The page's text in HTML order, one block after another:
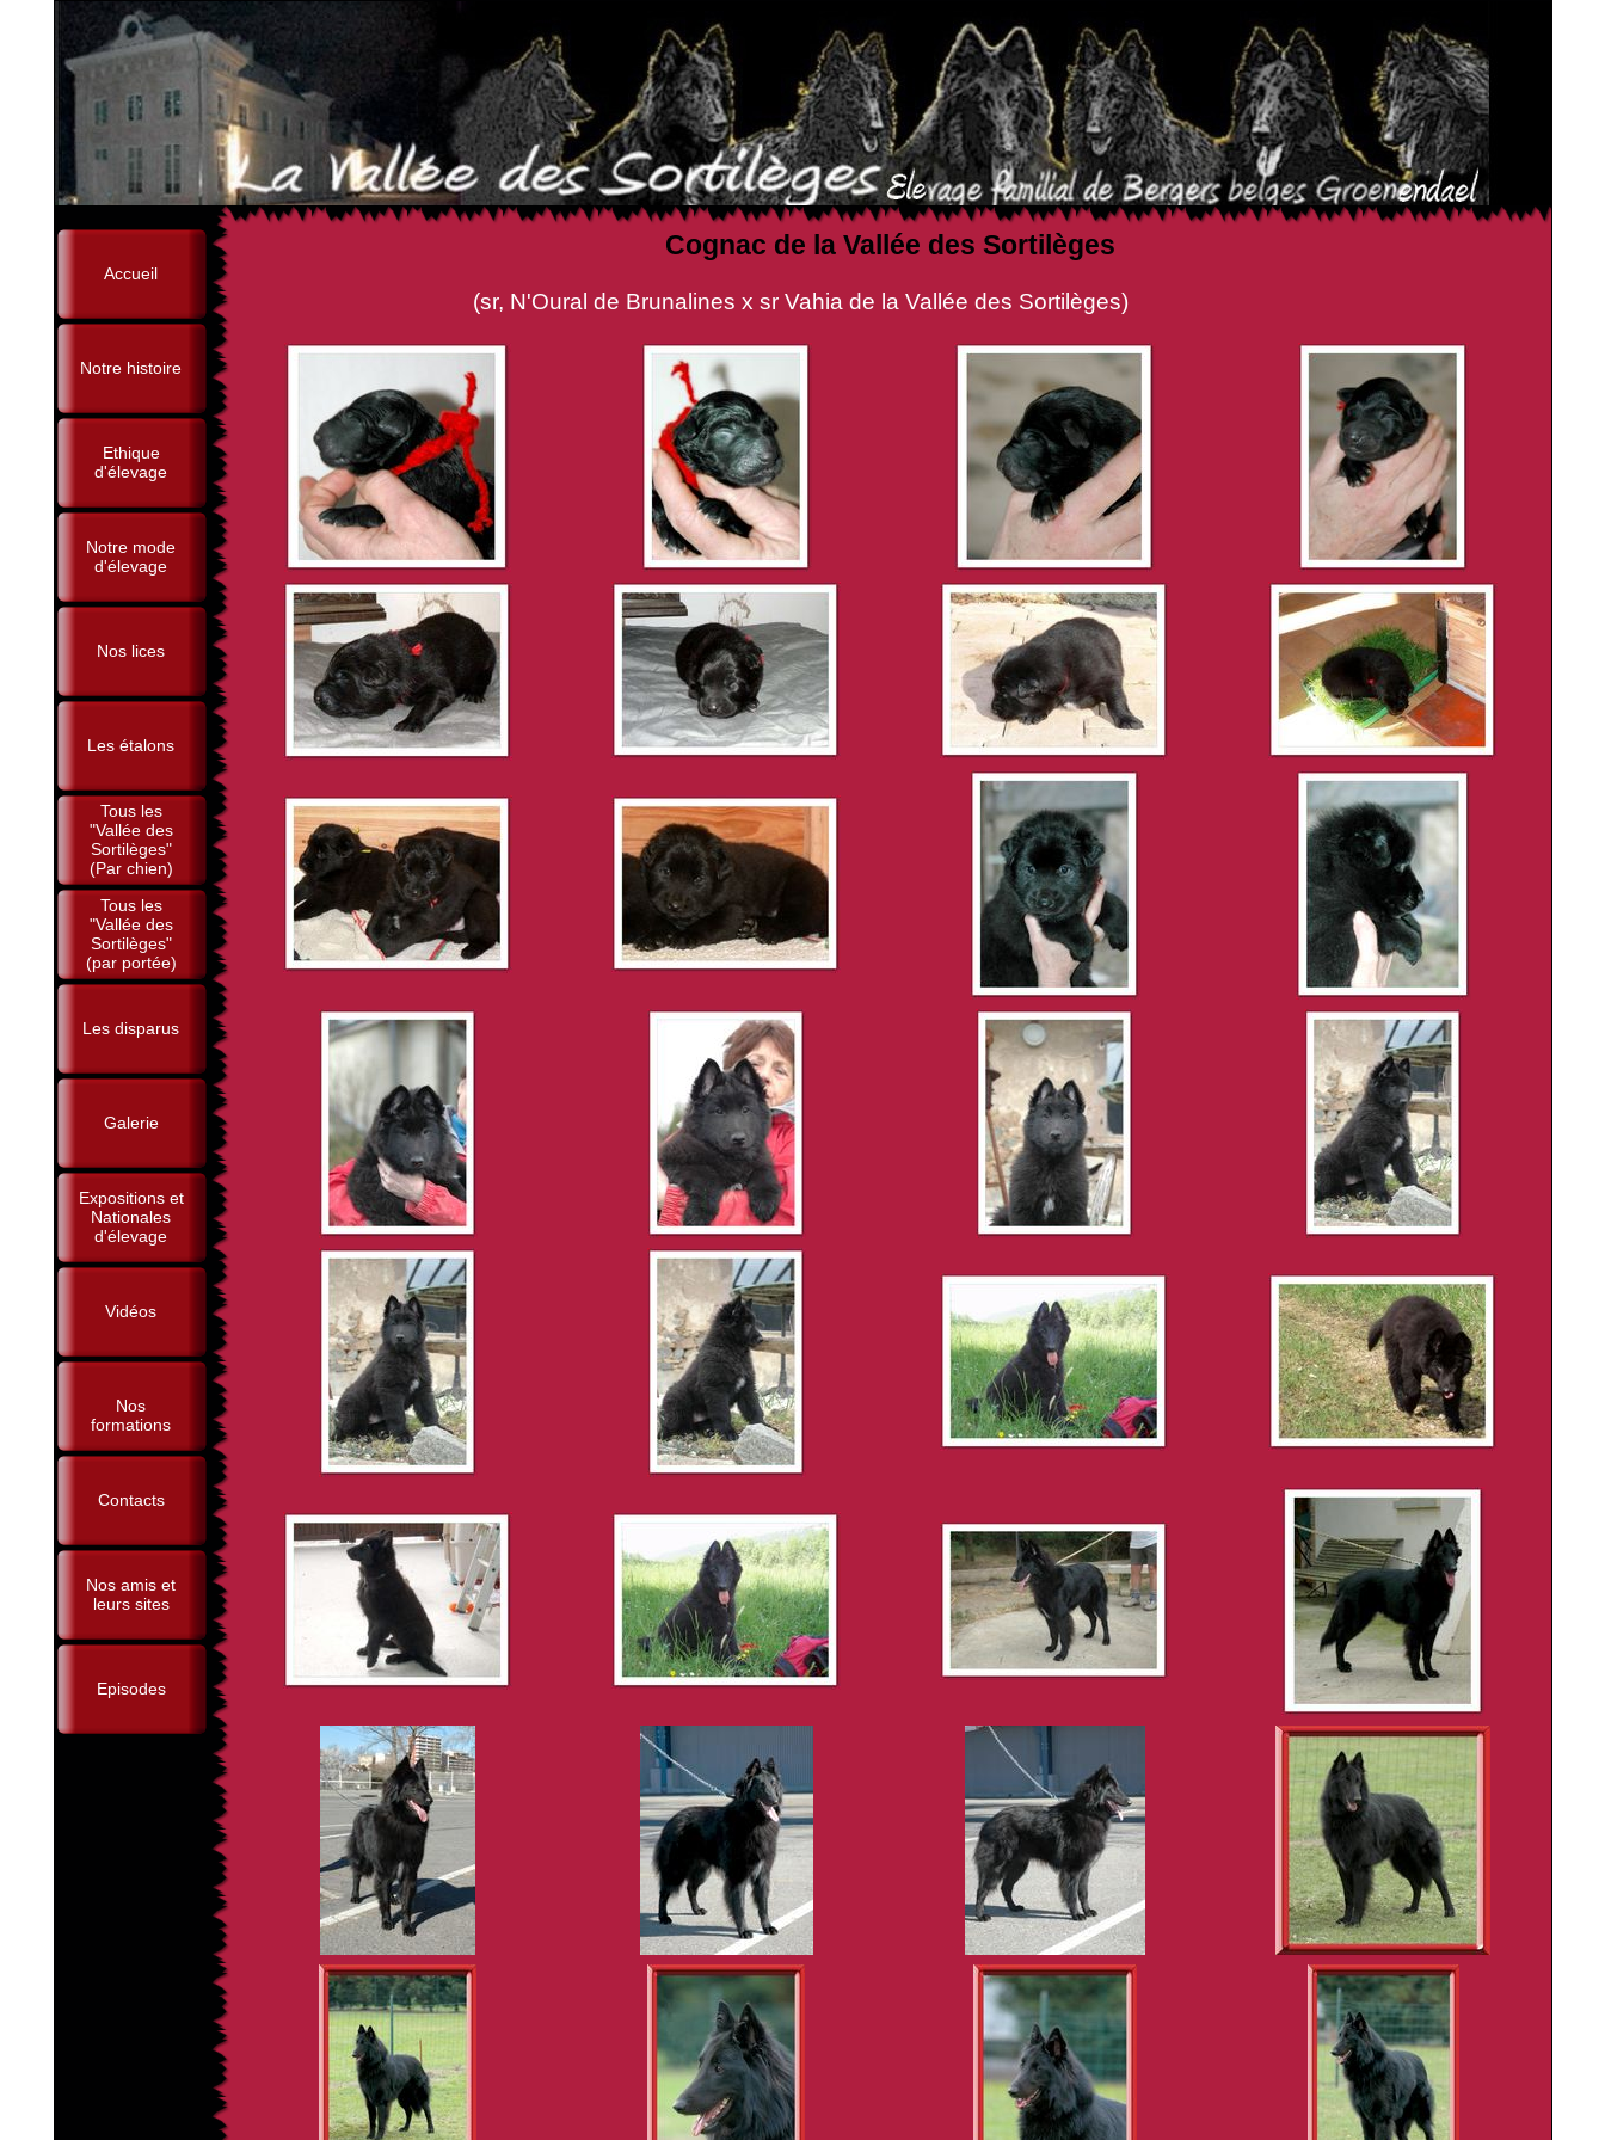
Accueil
Notre histoire
Ethique
d'élevage
Notre mode
d'élevage
Nos lices
Les étalons
Tous les
"Vallée des
Sortilèges"
(Par chien)
Tous les
"Vallée des
Sortilèges"
(par portée)
Les disparus
Galerie
Expositions et
Nationales
d'élevage
Vidéos
Nos
formations
Contacts
Nos amis et
leurs sites
Episodes
Cognac de la Vallée des Sortilèges
(sr, N'Oural de Brunalines x sr Vahia de la Vallée des Sortilèges)